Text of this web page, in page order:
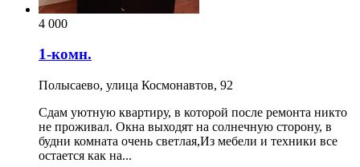
4 000
1-комн.
Полысаево, улица Космонавтов, 92
Сдам уютную квартиру, в которой после ремонта никто
не проживал. Окна выходят на солнечную сторону, в
будни комната очень светлая,Из мебели и техники все
остается как на...